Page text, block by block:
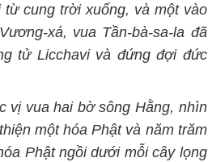
cung trời xuống, và một vào
xá, vua Tần-bà-sa-la đã
tử Licchavi và đứng đợi đức
vị vua hai bờ sông Hằng, nhìn
một hóa Phật và năm trăm
Phật ngồi dưới mỗi cây lọng